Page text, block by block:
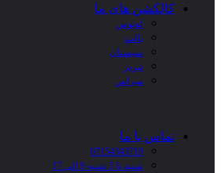
کالکشن های ما
لوتوس
پالت
سیستان
تبریز
میراس
تماس با ما
07154343719
شنبه تا 5 شنبه 9 الی 17